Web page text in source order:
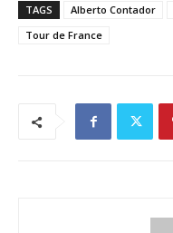
TAGS Alberto Contador
Tour de France